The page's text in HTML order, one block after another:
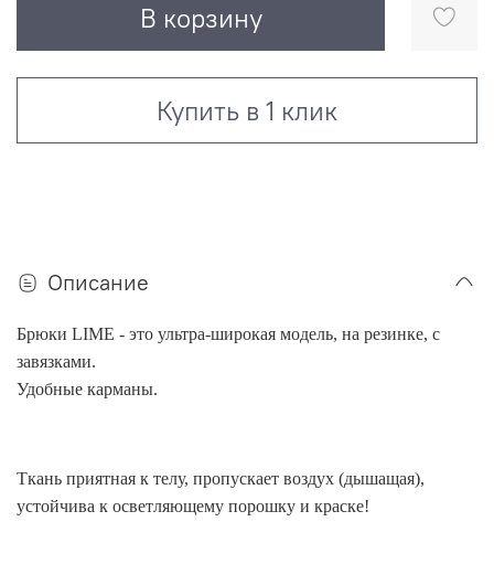
В корзину
Купить в 1 клик
Описание
Брюки LIME - это ультра-широкая модель, на резинке, с
завязками.
Удобные карманы.
Ткань приятная к телу, пропускает воздух (дышащая),
устойчива к осветляющему порошку и краске!